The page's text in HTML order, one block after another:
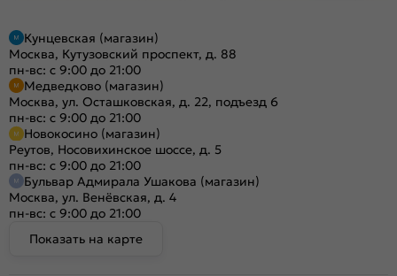
Кунцевская (магазин)
Москва, Кутузовский проспект, д. 88
пн-вс: с 9:00 до 21:00
Медведково (магазин)
Москва, ул. Осташковская, д. 22, подъезд 6
пн-вс: с 9:00 до 21:00
Новокосино (магазин)
Реутов, Носовихинское шоссе, д. 5
пн-вс: с 9:00 до 21:00
Бульвар Адмирала Ушакова (магазин)
Москва, ул. Венёвская, д. 4
пн-вс: с 9:00 до 21:00
Показать на карте